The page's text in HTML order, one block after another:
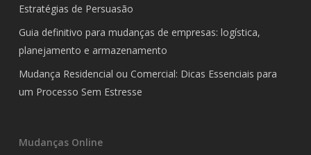
Estratégias de Persuasão
Guia definitivo para mudanças de empresas: logística,
planejamento e armazenamento
Mudança Residencial ou Comercial: Dicas Essenciais para
um Processo Sem Estresse
Mudanças Online